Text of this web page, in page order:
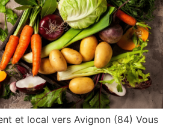
et local vers Avignon (84) Vous